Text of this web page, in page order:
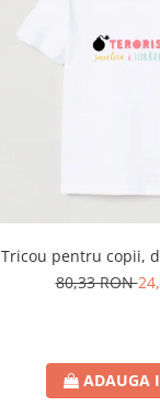
Tricou pentru copii,
80,33 RON
ADAUGA